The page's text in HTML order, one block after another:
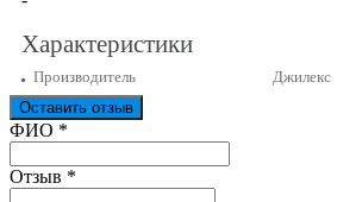
Характеристики
Производитель
Джилекс
Оставить отзыв
Ваш отзыв был отправлен!
ФИО *
Отзыв *